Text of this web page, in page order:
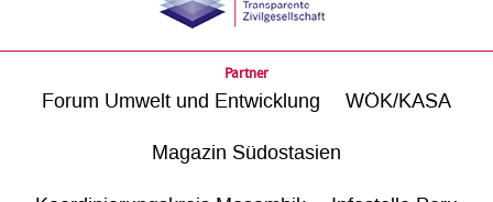
Partner
Forum Umwelt und Entwicklung WÖK/KASA
Magazin Südostasien